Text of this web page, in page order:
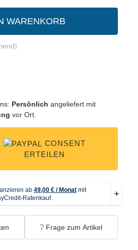
WARENKORB
Persönlich angeliefert mit
vor Ort.
CONSENT
ERTEILEN
Frage zum Artikel